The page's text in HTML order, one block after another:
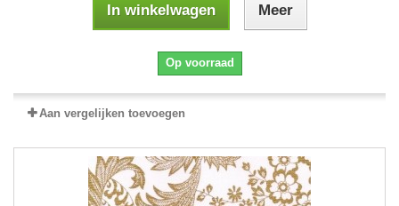
In winkelwagen Meer
Op voorraad
Aan vergelijken toevoegen